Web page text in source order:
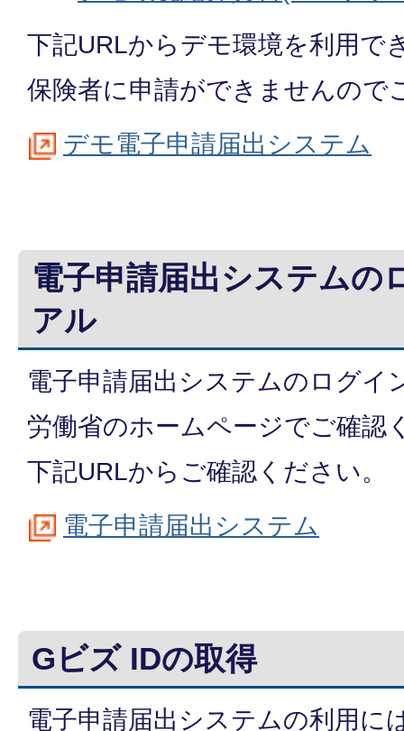
下記URLからデモ環境を利用で
保険者に申請ができませんので
デモ電子申請届出システム
電子申請届出システムの
アル
電子申請届出システムのログイ
労働省のホームページでご確認
下記URLからご確認ください。
電子申請届出システム
Gビズ IDの取得
電子申請届出システムの利用に